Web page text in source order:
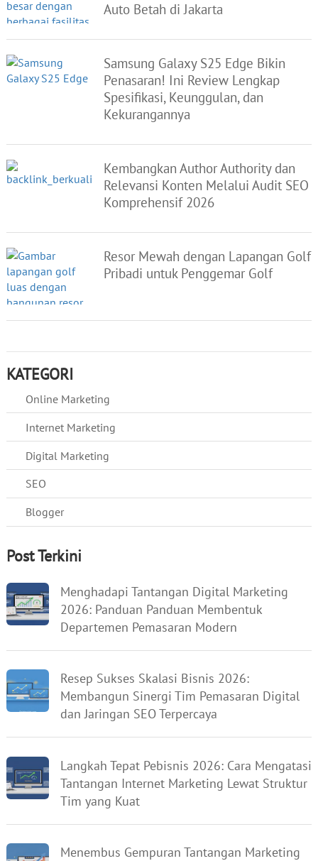
Auto Betah di Jakarta
Samsung Galaxy S25 Edge Bikin
Penasaran! Ini Review Lengkap
Spesifikasi, Keunggulan, dan
Kekurangannya
Kembangkan Author Authority dan
Relevansi Konten Melalui Audit SEO
Komprehensif 2026
Resor Mewah dengan Lapangan Golf
Pribadi untuk Penggemar Golf
KATEGORI
Online Marketing
Internet Marketing
Digital Marketing
SEO
Blogger
Post Terkini
Menghadapi Tantangan Digital Marketing
2026: Panduan Panduan Membentuk
Departemen Pemasaran Modern
Resep Sukses Skalasi Bisnis 2026:
Membangun Sinergi Tim Pemasaran Digital
dan Jaringan SEO Terpercaya
Langkah Tepat Pebisnis 2026: Cara Mengatasi
Tantangan Internet Marketing Lewat Struktur
Tim yang Kuat
Menembus Gempuran Tantangan Marketing